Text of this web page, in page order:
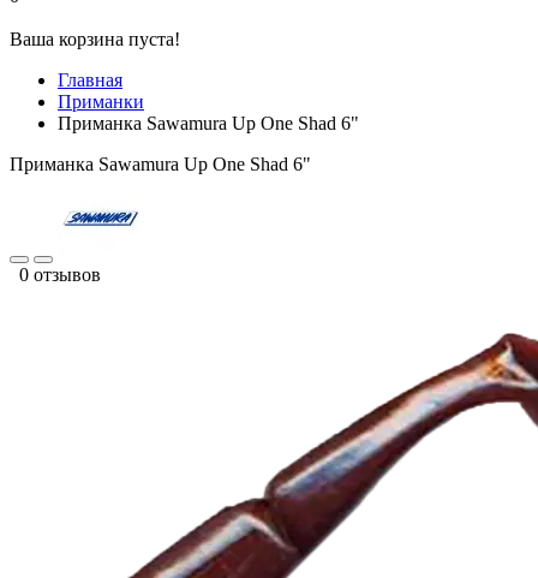
Ваша корзина пуста!
Главная
Приманки
Приманка Sawamura Up One Shad 6"
Приманка Sawamura Up One Shad 6"
0 отзывов